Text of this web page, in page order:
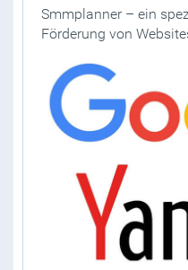
Smmplanner – ein
Förderung von